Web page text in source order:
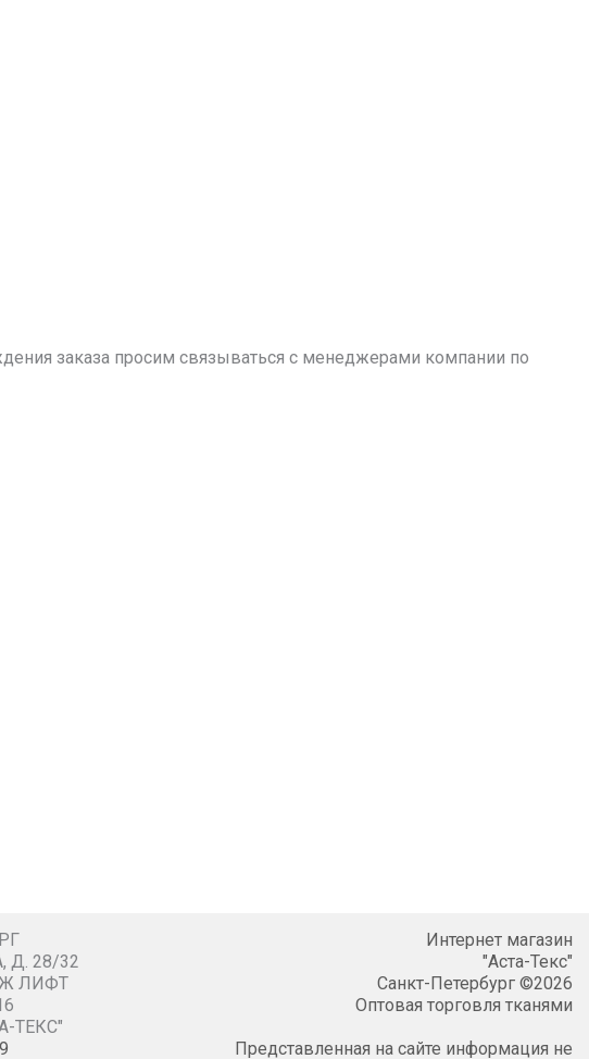
заказа просим связываться с менеджерами компании по
Д. 28/32
ЛИФТ
ТЕКС"
Интернет магазин
"Аста-Текс"
Санкт-Петербург ©2026
Оптовая торговля тканями
Представленная на сайте информация не